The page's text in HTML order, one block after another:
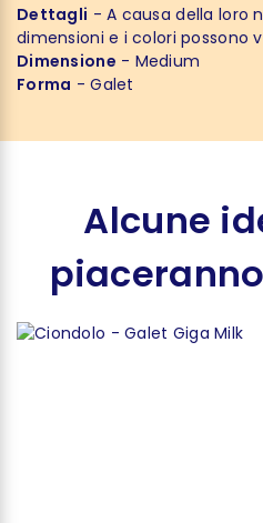
Dettagli - A causa della loro
dimensioni e i colori possono
Dimensione - Medium
Forma - Galet
Alcune